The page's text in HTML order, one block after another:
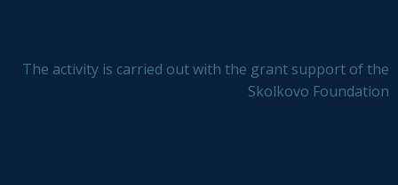
The activity is carried out with the grant support of the
Skolkovo Foundation